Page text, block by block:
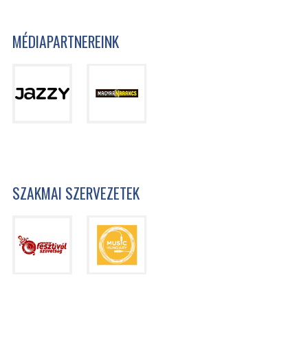
MÉDIAPARTNEREINK
SZAKMAI SZERVEZETEK